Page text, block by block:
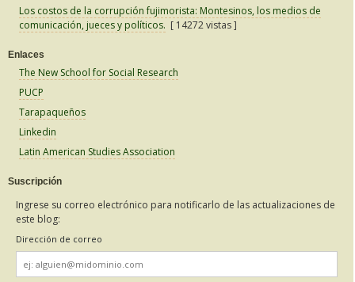
Los costos de la corrupción fujimorista: Montesinos, los medios de
comunicación, jueces y políticos. [ 14272 vistas ]
Enlaces
The New School for Social Research
PUCP
Tarapaqueños
Linkedin
Latin American Studies Association
Suscripción
Ingrese su correo electrónico para notificarlo de las actualizaciones de
este blog:
Dirección de correo
Dirección
de
correo